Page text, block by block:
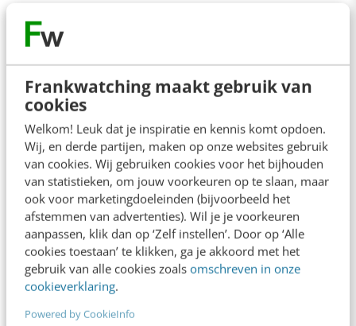
Frankwatching maakt gebruik van
cookies
Welkom! Leuk dat je inspiratie en kennis komt opdoen.
Wij, en derde partijen, maken op onze websites gebruik
van cookies. Wij gebruiken cookies voor het bijhouden
van statistieken, om jouw voorkeuren op te slaan, maar
ook voor marketingdoeleinden (bijvoorbeeld het
afstemmen van advertenties). Wil je je voorkeuren
aanpassen, klik dan op ‘Zelf instellen’. Door op ‘Alle
cookies toestaan’ te klikken, ga je akkoord met het
gebruik van alle cookies zoals omschreven in onze
cookieverklaring.
Powered by CookieInfo
algemene termen, zoals “Loodgietersbedrijf.”
Daarom kan het interessant zijn om te mikken
op het ‘laaghangend fruit,’ oftewel zoektermen
waar nog niet veel concurrentie voor is. Hier
liggen grotere kansen om te ranken en op te
vallen tussen de zoekresultaten.
Hier zijn enkele voorbeelden van long-tail
zoekwoorden die relevant zijn voor een
Loodgietersbedrijf in Nijmegen:
Spoed loodgieter in Nijmegen voor